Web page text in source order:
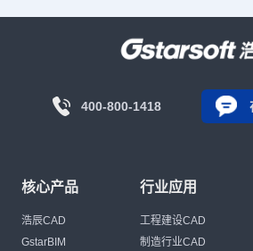
400-800-1418
核心产品
浩辰CAD
GstarBIM
行业应用
工程建设CAD
制造行业CAD